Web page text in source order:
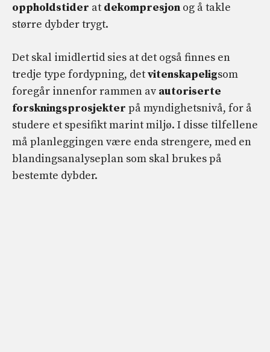
oppholdstider at dekompresjon og å takle
større dybder trygt.
Det skal imidlertid sies at det også finnes en
tredje type fordypning, detvitenskapeligsom
foregår innenfor rammen av autoriserte
forskningsprosjekter på myndighetsnivå, for å
studere et spesifikt marint miljø. I disse tilfellene
må planleggingen være enda strengere, med en
blandingsanalyseplan som skal brukes på
bestemte dybder.